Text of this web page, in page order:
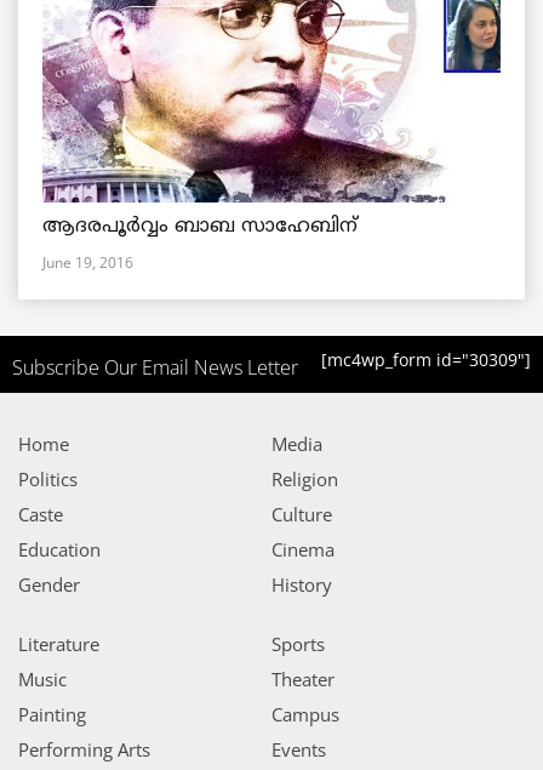
ആദരപൂര്‍വ്വം ബാബ സാഹേബിന്
June 19, 2016
Subscribe Our Email News Letter [mc4wp_form id="30309"]
Home
Politics
Caste
Education
Gender
Media
Religion
Culture
Cinema
History
Literature
Music
Painting
Performing Arts
Sports
Theater
Campus
Events